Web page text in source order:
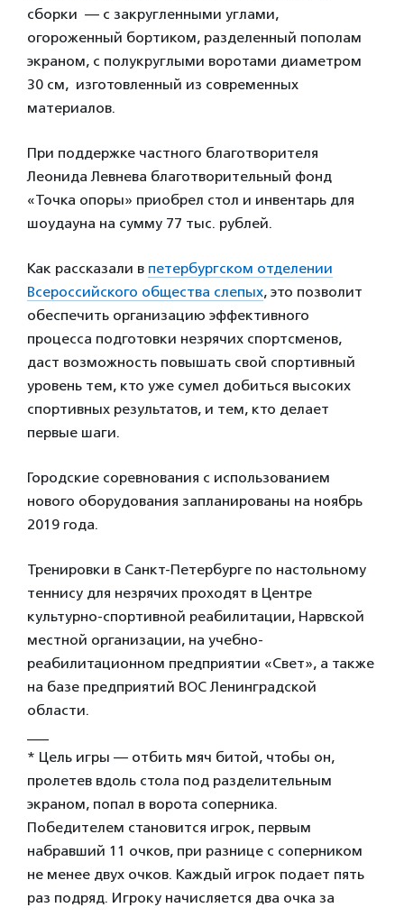
сборки — с закругленными углами,
огороженный бортиком, разделенный пополам
экраном, с полукруглыми воротами диаметром
30 см, изготовленный из современных
материалов.
При поддержке частного благотворителя
Леонида Левнева благотворительный фонд
«Точка опоры» приобрел стол и инвентарь для
шоудауна на сумму 77 тыс. рублей.
Как рассказали в петербургском отделении
Всероссийского общества слепых, это позволит
обеспечить организацию эффективного
процесса подготовки незрячих спортсменов,
даст возможность повышать свой спортивный
уровень тем, кто уже сумел добиться высоких
спортивных результатов, и тем, кто делает
первые шаги.
Городские соревнования с использованием
нового оборудования запланированы на ноябрь
2019 года.
Тренировки в Санкт-Петербурге по настольному
теннису для незрячих проходят в Центре
культурно-спортивной реабилитации, Нарвской
местной организации, на учебно-
реабилитационном предприятии «Свет», а также
на базе предприятий ВОС Ленинградской
области.
* Цель игры — отбить мяч битой, чтобы он,
пролетев вдоль стола под разделительным
экраном, попал в ворота соперника.
Победителем становится игрок, первым
набравший 11 очков, при разнице с соперником
не менее двух очков. Каждый игрок подает пять
раз подряд. Игроку начисляется два очка за